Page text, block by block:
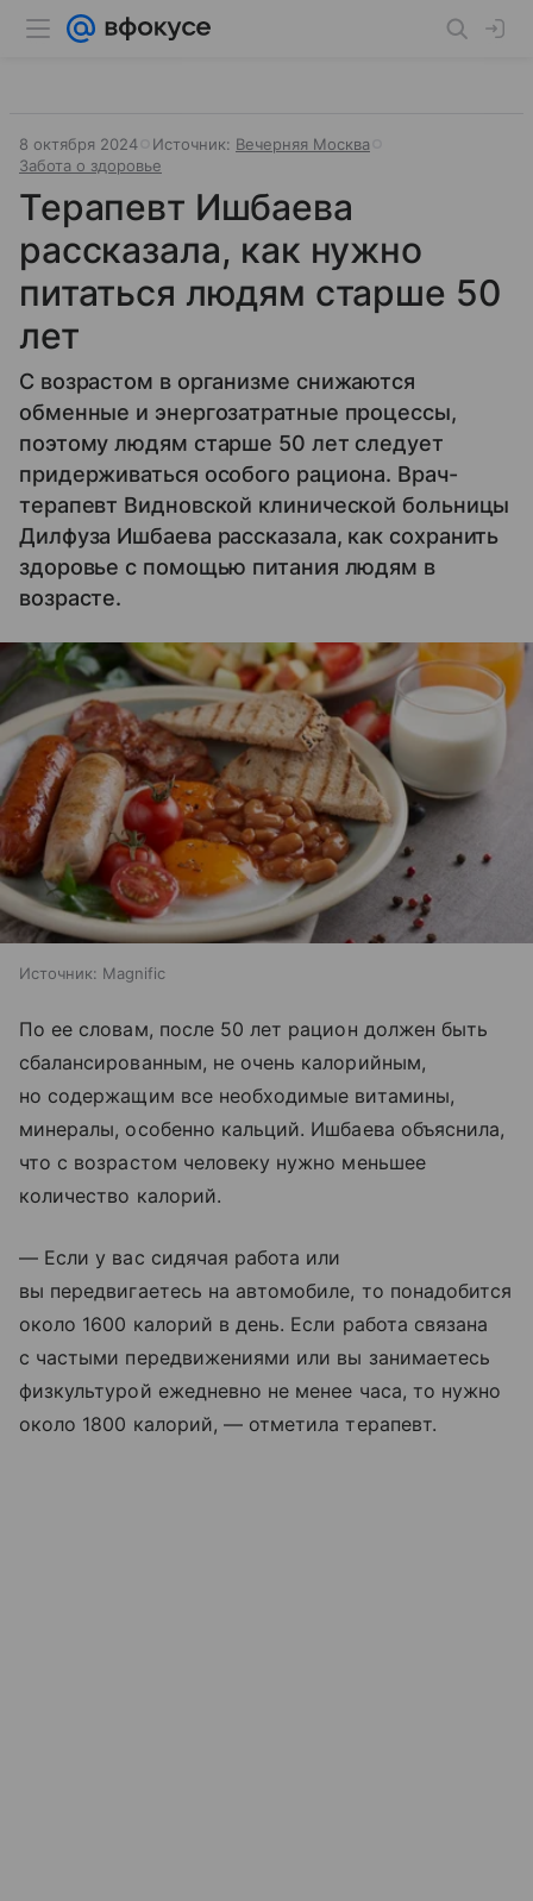
8 октября 2024 Источник: Вечерняя Москва
Забота о здоровье
Терапевт Ишбаева
рассказала, как нужно
питаться людям старше 50
лет
С возрастом в организме снижаются
обменные и энергозатратные процессы,
поэтому людям старше 50 лет следует
придерживаться особого рациона. Врач-
терапевт Видновской клинической больницы
Дилфуза Ишбаева рассказала, как сохранить
здоровье с помощью питания людям в
возрасте.
Источник: Magnific
По ее словам, после 50 лет рацион должен быть
сбалансированным, не очень калорийным,
но содержащим все необходимые витамины,
минералы, особенно кальций. Ишбаева объяснила,
что с возрастом человеку нужно меньшее
количество калорий.
— Если у вас сидячая работа или
вы передвигаетесь на автомобиле, то понадобится
около 1600 калорий в день. Если работа связана
с частыми передвижениями или вы занимаетесь
физкультурой ежедневно не менее часа, то нужно
около 1800 калорий, — отметила терапевт.